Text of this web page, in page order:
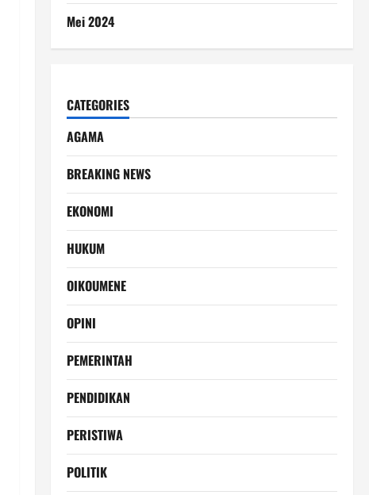
Mei 2024
CATEGORIES
AGAMA
BREAKING NEWS
EKONOMI
HUKUM
OIKOUMENE
OPINI
PEMERINTAH
PENDIDIKAN
PERISTIWA
POLITIK